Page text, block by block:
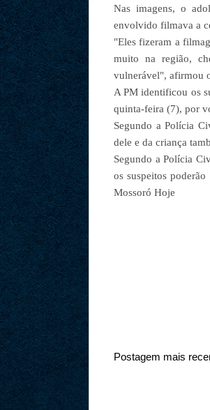
Nas imagens, o
envolvido filmava a
"Eles fizeram a
muito na região,
vulnerável", afirmou
A PM identificou os
quinta-feira (7), por
Segundo a Polícia
dele e da criança
Segundo a Polícia
os suspeitos
Mossoró Hoje
Postagem mais